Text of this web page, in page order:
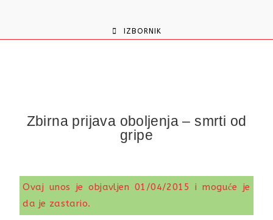
IZBORNIK
Zbirna prijava oboljenja – smrti od
gripe
Ovaj unos je objavljen 01/04/2015 i moguće je
da je zastario.